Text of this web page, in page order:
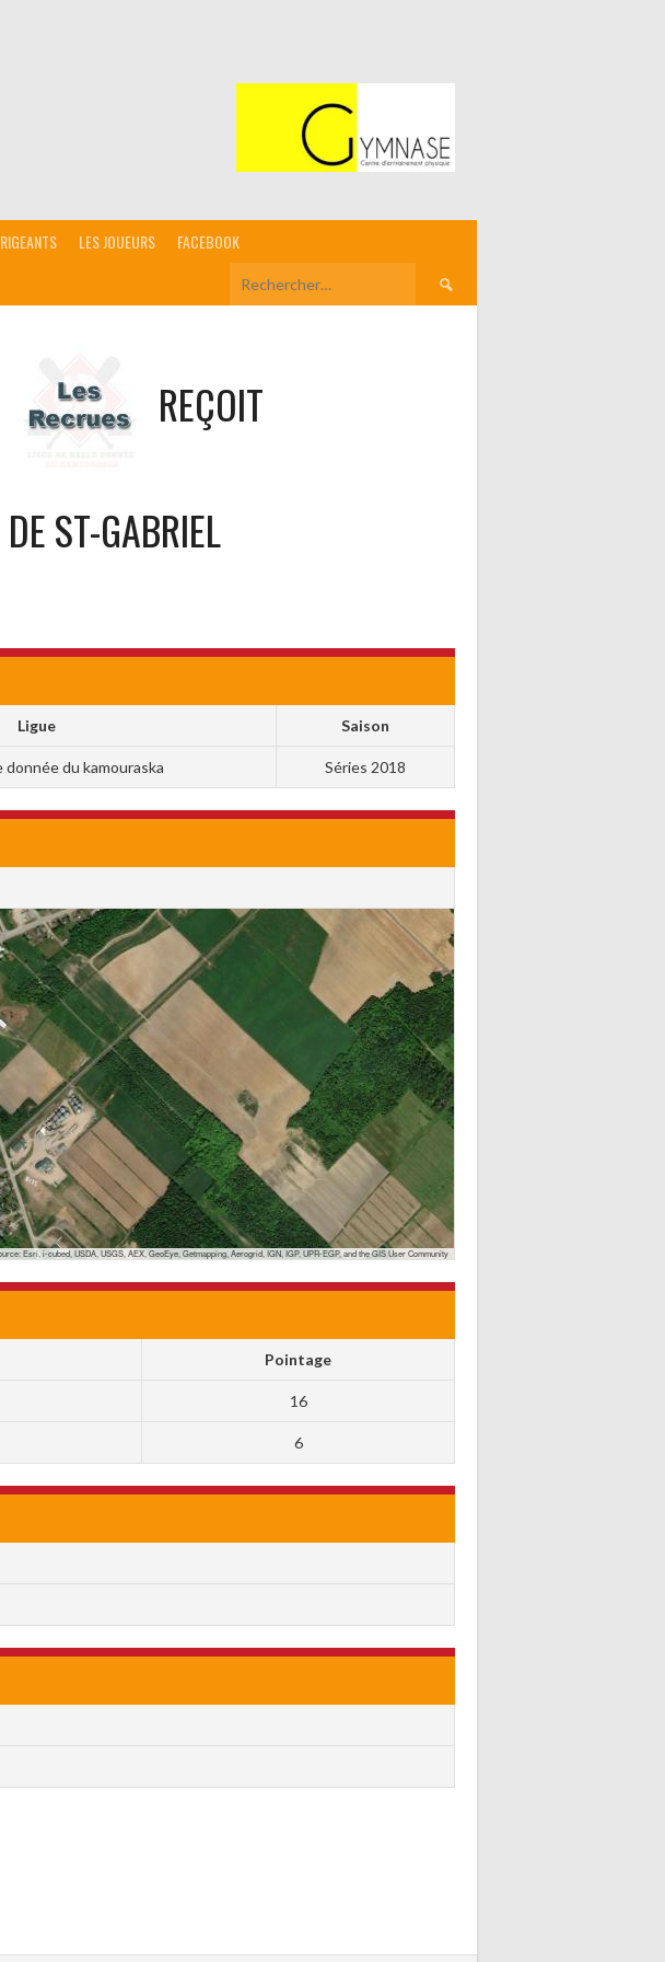
LES JOUEURS FACEBOOK
Rechercher :
REÇOIT
DE ST-GABRIEL
Ligue Saison
donnée du kamouraska Séries 2018
Esri, i-cubed, USDA, USGS, AEX, GeoEye, Getmapping, Aerogrid, IGN, IGP, UPR-EGP, and the GIS User Community
Pointage
16
6